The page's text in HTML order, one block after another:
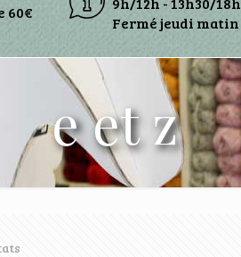
60€
Fermé jeudi matin
e et z